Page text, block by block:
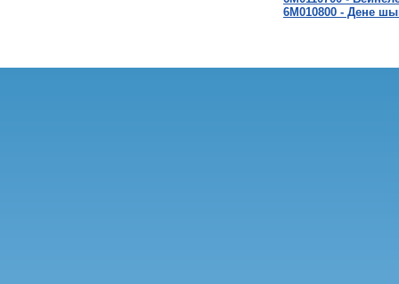
6M010800 - Дене